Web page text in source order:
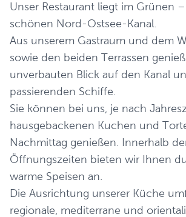
Unser Restaurant liegt im Grünen
schönen Nord-Ostsee-Kanal.
Aus unserem Gastraum und dem
sowie den beiden Terrassen
unverbauten Blick auf den Kanal
passierenden Schiffe.
Sie können bei uns, je nach
hausgebackenen Kuchen und
Nachmittag genießen. Innerhalb
Öffnungszeiten bieten wir Ihnen
warme Speisen an.
Die Ausrichtung unserer Küche
regionale, mediterrane und